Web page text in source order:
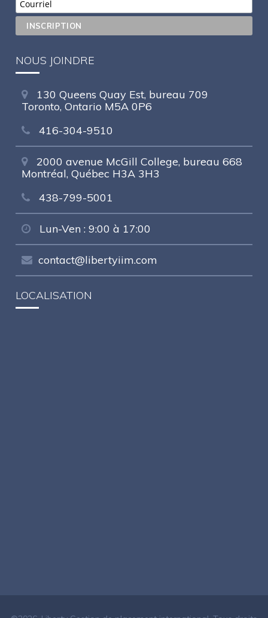
NOUS JOINDRE
130 Queens Quay Est, bureau 709
Toronto, Ontario M5A 0P6
416-304-9510
2000 avenue McGill College, bureau 668
Montréal, Québec H3A 3H3
438-799-5001
Lun-Ven : 9:00 à 17:00
contact@libertyiim.com
LOCALISATION